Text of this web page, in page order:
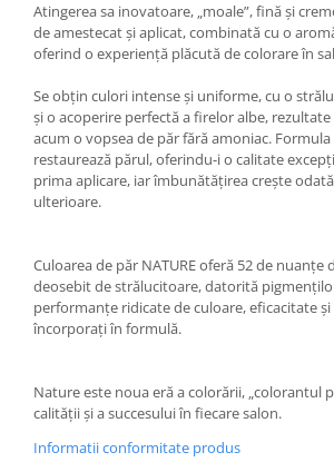
Atingerea sa inovatoare, „moale”, fină și
de amestecat și aplicat, combinată cu o
oferind o experiență plăcută de colorare în
Se obțin culori intense și uniforme, cu o
și o acoperire perfectă a firelor albe,
acum o vopsea de păr fără amoniac. Formula
restaurează părul, oferindu-i o calitate
prima aplicare, iar îmbunătățirea crește
ulterioare.
Culoarea de păr NATURE oferă 52 de nuanțe
deosebit de strălucitoare, datorită
performanțe ridicate de culoare, eficacitate
încorporați în formulă.
Nature este noua eră a colorării, „colorantul
calității și a succesului în fiecare salon.
Informatii conformitate produs